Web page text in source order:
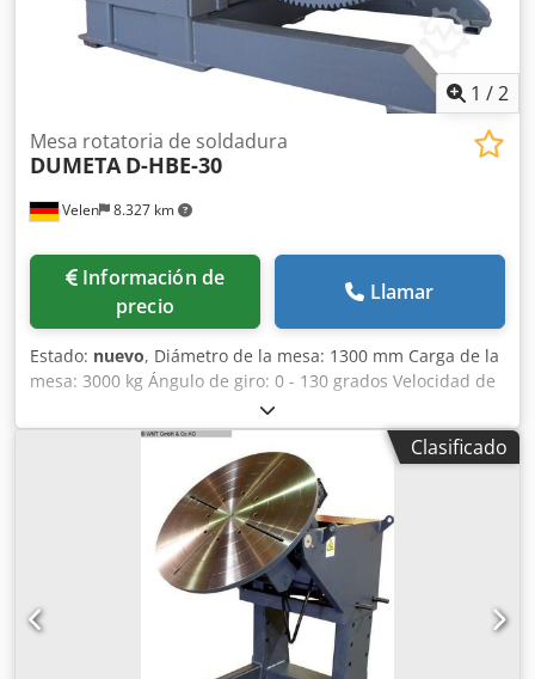
1 /2
Velen 8.327 km
Mesa rotatoria de soldadura
DUMETA D-HBE-30
Información de
precio
Llamar
Estado: nuevo, Diámetro de la mesa: 1300 mm Carga de la
mesa: 3000 kg Ángulo de giro: 0 - 130 grados Velocidad de
rotación: 0,05 - 0,5 RPM Dcedpfjfv Ayysx Am Ajk Ajuste de
altura: 1200 - 1800 mm Par en el plato giratorio: 6000 Nm
Potencia del motor: 1,1 / 1,1 kW Corriente de soldadura:
700 amperios - Ajuste de altura manual. - Transmisión
autoblocante, por lo que presenta un mínimo juego hacia
adelante y hacia atrás cuando la carga es excéntrica. -
Componentes electrónicos de Schneider, Siemens y Delta.
- Velocidad variable y continua del plato giratorio,
controlada por frecuencia. - Alta estabilidad gracias a su
robusta construcción. - Certificado CE. La serie D-HBE se
suministra como versión estándar con un control remoto
Clasificado